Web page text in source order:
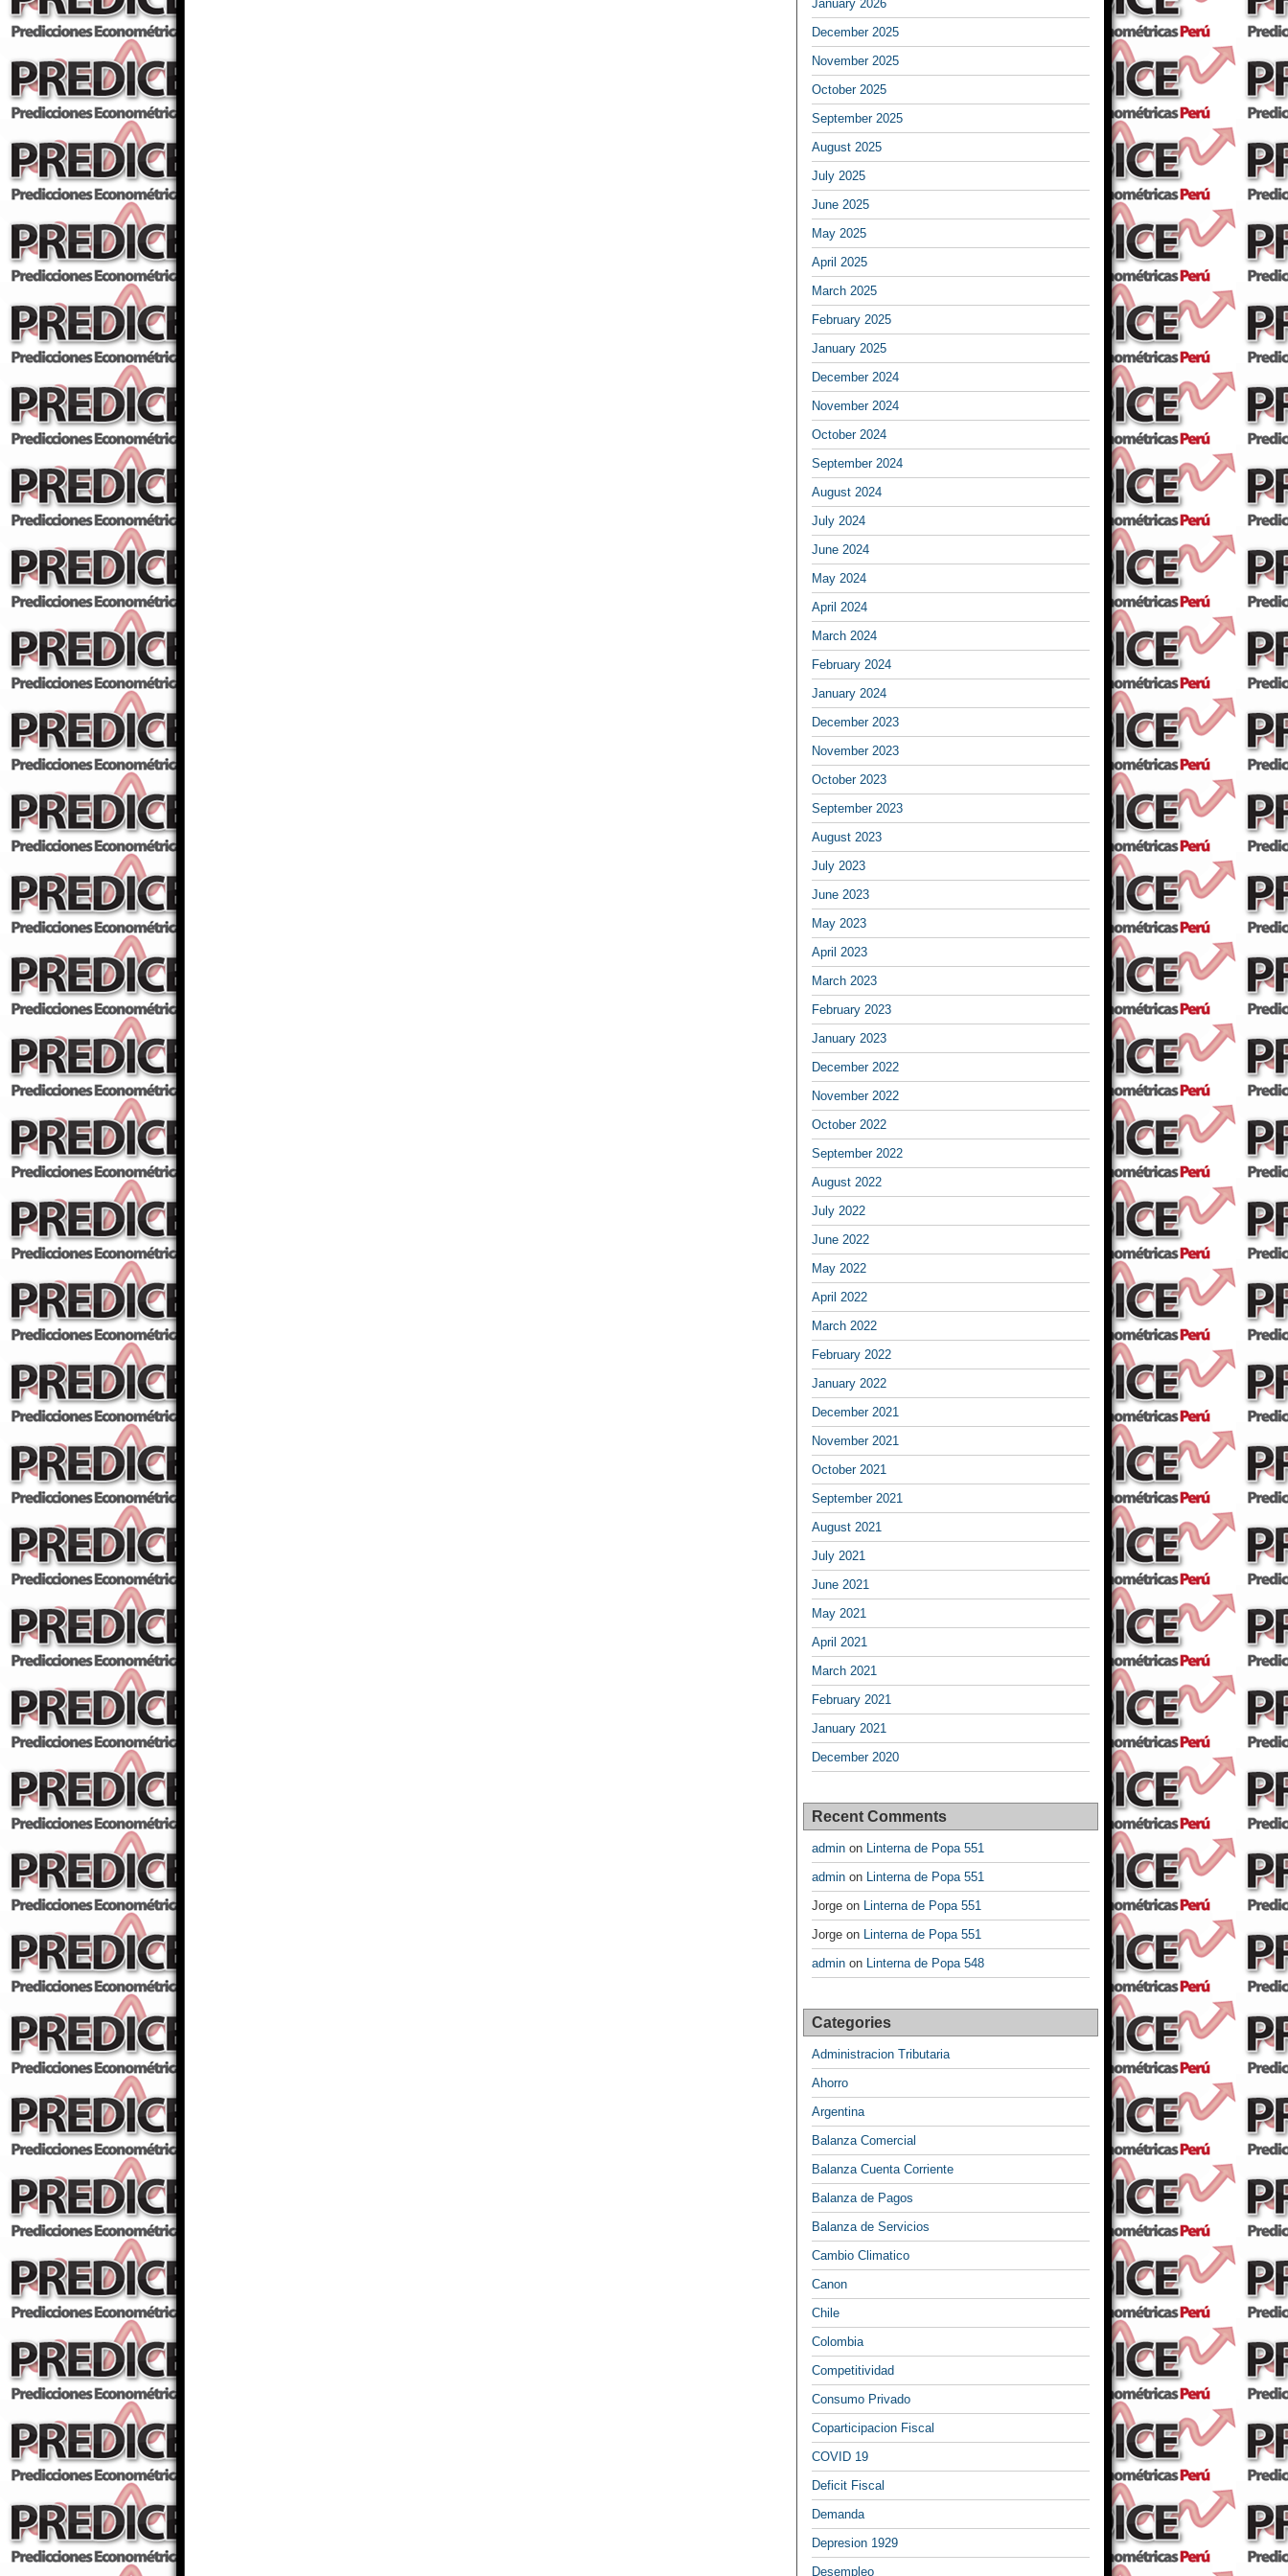
January 2026
December 2025
November 2025
October 2025
September 2025
August 2025
July 2025
June 2025
May 2025
April 2025
March 2025
February 2025
January 2025
December 2024
November 2024
October 2024
September 2024
August 2024
July 2024
June 2024
May 2024
April 2024
March 2024
February 2024
January 2024
December 2023
November 2023
October 2023
September 2023
August 2023
July 2023
June 2023
May 2023
April 2023
March 2023
February 2023
January 2023
December 2022
November 2022
October 2022
September 2022
August 2022
July 2022
June 2022
May 2022
April 2022
March 2022
February 2022
January 2022
December 2021
November 2021
October 2021
September 2021
August 2021
July 2021
June 2021
May 2021
April 2021
March 2021
February 2021
January 2021
December 2020
Recent Comments
admin on Linterna de Popa 551
admin on Linterna de Popa 551
Jorge on Linterna de Popa 551
Jorge on Linterna de Popa 551
admin on Linterna de Popa 548
Categories
Administracion Tributaria
Ahorro
Argentina
Balanza Comercial
Balanza Cuenta Corriente
Balanza de Pagos
Balanza de Servicios
Cambio Climatico
Canon
Chile
Colombia
Competitividad
Consumo Privado
Coparticipacion Fiscal
COVID 19
Deficit Fiscal
Demanda
Depresion 1929
Desempleo